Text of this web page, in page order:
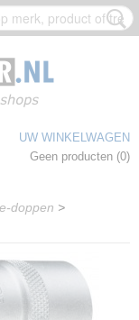
UW WINKELWAGEN
Geen producten (0)
doppen >